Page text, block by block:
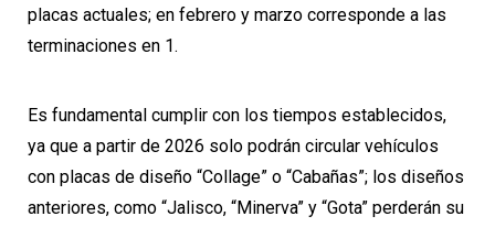
placas actuales; en febrero y marzo corresponde a las
terminaciones en 1.
Es fundamental cumplir con los tiempos establecidos,
ya que a partir de 2026 solo podrán circular vehículos
con placas de diseño “Collage” o “Cabañas”; los diseños
anteriores, como “Jalisco, “Minerva” y “Gota” perderán su